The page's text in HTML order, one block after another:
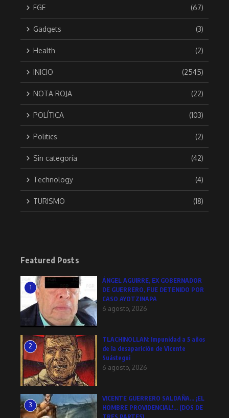
FGE (67)
Gadgets (3)
Health (2)
INICIO (2545)
NOTA ROJA (22)
POLÍTICA (103)
Politics (2)
Sin categoría (42)
Technology (4)
TURISMO (18)
Featured Posts
1
ÁNGEL AGUIRRE, EX GOBERNADOR
DE GUERRERO, FUE DETENIDO POR
CASO AYOTZINAPA
6 agosto, 2026
2
TLACHINOLLAN: Impunidad a 5 años
de la desaparición de Vicente
Suástegui
6 agosto, 2026
3
VICENTE GUERRERO SALDAÑA… ¡EL
HOMBRE PROVIDENCIAL!… (DOS DE